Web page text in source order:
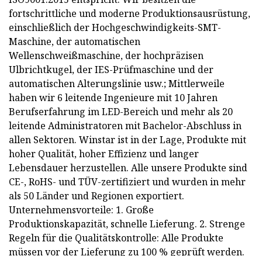
fortschrittliche und moderne Produktionsausrüstung,
einschließlich der Hochgeschwindigkeits-SMT-
Maschine, der automatischen
Wellenschweißmaschine, der hochpräzisen
Ulbrichtkugel, der IES-Prüfmaschine und der
automatischen Alterungslinie usw.; Mittlerweile
haben wir 6 leitende Ingenieure mit 10 Jahren
Berufserfahrung im LED-Bereich und mehr als 20
leitende Administratoren mit Bachelor-Abschluss in
allen Sektoren. Winstar ist in der Lage, Produkte mit
hoher Qualität, hoher Effizienz und langer
Lebensdauer herzustellen. Alle unsere Produkte sind
CE-, RoHS- und TÜV-zertifiziert und wurden in mehr
als 50 Länder und Regionen exportiert.
Unternehmensvorteile: 1. Große
Produktionskapazität, schnelle Lieferung. 2. Strenge
Regeln für die Qualitätskontrolle: Alle Produkte
müssen vor der Lieferung zu 100 % geprüft werden.